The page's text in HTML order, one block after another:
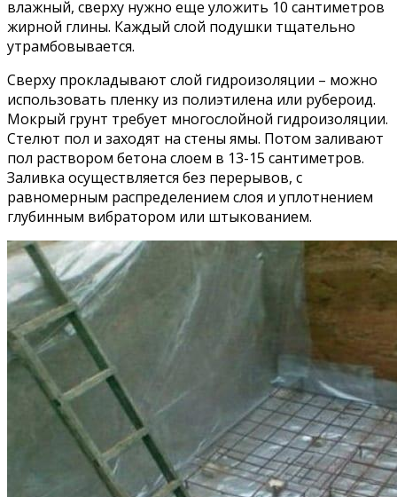
влажный, сверху нужно еще уложить 10 сантиметров
жирной глины. Каждый слой подушки тщательно
утрамбовывается.
Сверху прокладывают слой гидроизоляции – можно
использовать пленку из полиэтилена или рубероид.
Мокрый грунт требует многослойной гидроизоляции.
Стелют пол и заходят на стены ямы. Потом заливают
пол раствором бетона слоем в 13-15 сантиметров.
Заливка осуществляется без перерывов, с
равномерным распределением слоя и уплотнением
глубинным вибратором или штыкованием.